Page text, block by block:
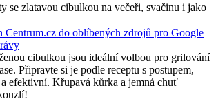
se zlatavou cibulkou na večeři, svačinu i jako
Centrum.cz do oblíbených zdrojů pro Google
cibulkou jsou ideální volbou pro grilování
Připravte si je podle receptu s postupem,
efektivní. Křupavá kůrka a jemná chuť